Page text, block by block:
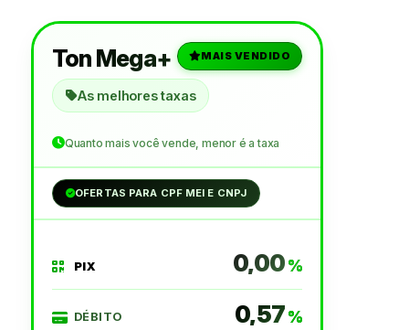
MAIS VENDIDO
Ton Mega+
As melhores taxas
Quanto mais você vende, menor é a taxa
OFERTAS PARA CPF MEI E CNPJ
PIX 0,00
DÉBITO 0,57